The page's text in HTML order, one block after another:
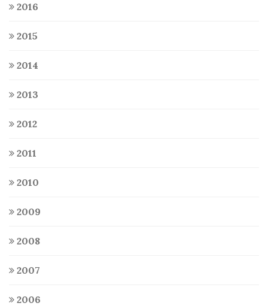
2016
2015
2014
2013
2012
2011
2010
2009
2008
2007
2006